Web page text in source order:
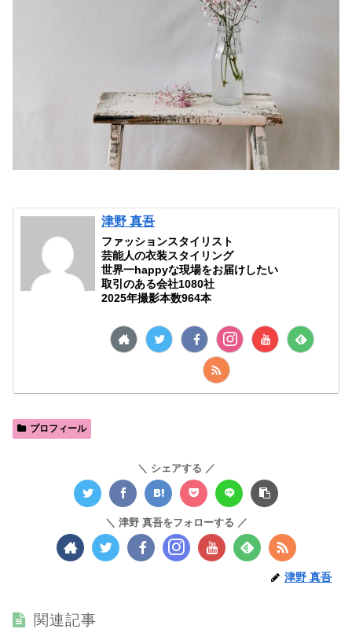
津野 真吾
ファッションスタイリスト
芸能人の衣装スタイリング
世界一happyな現場をお届けしたい
取引のある会社1080社
2025年撮影本数964本
プロフィール
シェアする
津野 真吾をフォローする
津野 真吾
関連記事